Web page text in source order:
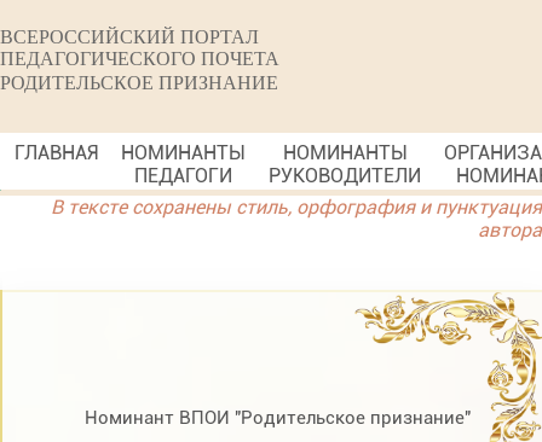
ВСЕРОССИЙСКИЙ ПОРТАЛ
ПЕДАГОГИЧЕСКОГО ПОЧЕТА
РОДИТЕЛЬСКОЕ ПРИЗНАНИЕ
ГЛАВНАЯ
НОМИНАНТЫ
ПЕДАГОГИ
НОМИНАНТЫ
РУКОВОДИТЕЛИ
В тексте сохранены стиль, орфография и пунктуация
автора
Номинант ВПОИ "Родительское признание"